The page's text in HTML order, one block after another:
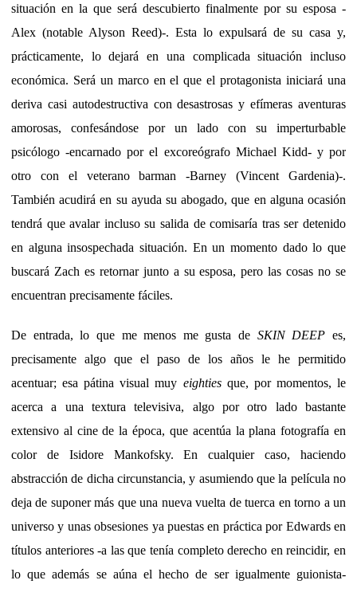
situación en la que será descubierto finalmente por su esposa -
Alex (notable Alyson Reed)-. Esta lo expulsará de su casa y,
prácticamente, lo dejará en una complicada situación incluso
económica. Será un marco en el que el protagonista iniciará una
deriva casi autodestructiva con desastrosas y efímeras aventuras
amorosas, confesándose por un lado con su imperturbable
psicólogo -encarnado por el excoreógrafo Michael Kidd- y por
otro con el veterano barman -Barney (Vincent Gardenia)-.
También acudirá en su ayuda su abogado, que en alguna ocasión
tendrá que avalar incluso su salida de comisaría tras ser detenido
en alguna insospechada situación. En un momento dado lo que
buscará Zach es retornar junto a su esposa, pero las cosas no se
encuentran precisamente fáciles.
De entrada, lo que me menos me gusta de SKIN DEEP es,
precisamente algo que el paso de los años le he permitido
acentuar; esa pátina visual muy eightiesque, por momentos, le
acerca a una textura televisiva, algo por otro lado bastante
extensivo al cine de la época, que acentúa la plana fotografía en
color de Isidore Mankofsky. En cualquier caso, haciendo
abstracción de dicha circunstancia, y asumiendo que la película no
deja de suponer más que una nueva vuelta de tuerca en torno a un
universo y unas obsesiones ya puestas en práctica por Edwards en
títulos anteriores -a las que tenía completo derecho en reincidir, en
lo que además se aúna el hecho de ser igualmente guionista-